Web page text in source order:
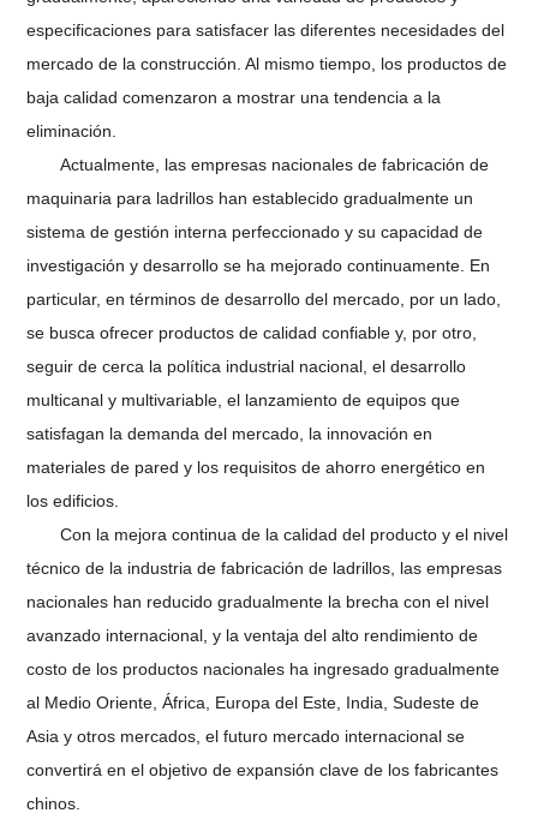
especificaciones para satisfacer las diferentes necesidades del
mercado de la construcción. Al mismo tiempo, los productos de
baja calidad comenzaron a mostrar una tendencia a la
eliminación.
Actualmente, las empresas nacionales de fabricación de
maquinaria para ladrillos han establecido gradualmente un
sistema de gestión interna perfeccionado y su capacidad de
investigación y desarrollo se ha mejorado continuamente. En
particular, en términos de desarrollo del mercado, por un lado,
se busca ofrecer productos de calidad confiable y, por otro,
seguir de cerca la política industrial nacional, el desarrollo
multicanal y multivariable, el lanzamiento de equipos que
satisfagan la demanda del mercado, la innovación en
materiales de pared y los requisitos de ahorro energético en
los edificios.
Con la mejora continua de la calidad del producto y el nivel
técnico de la industria de fabricación de ladrillos, las empresas
nacionales han reducido gradualmente la brecha con el nivel
avanzado internacional, y la ventaja del alto rendimiento de
costo de los productos nacionales ha ingresado gradualmente
al Medio Oriente, África, Europa del Este, India, Sudeste de
Asia y otros mercados, el futuro mercado internacional se
convertirá en el objetivo de expansión clave de los fabricantes
chinos.